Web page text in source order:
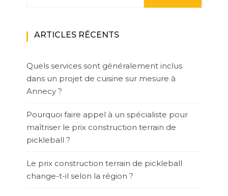
ARTICLES RÉCENTS
Quels services sont généralement inclus
dans un projet de cuisine sur mesure à
Annecy ?
Pourquoi faire appel à un spécialiste pour
maîtriser le prix construction terrain de
pickleball ?
Le prix construction terrain de pickleball
change-t-il selon la région ?